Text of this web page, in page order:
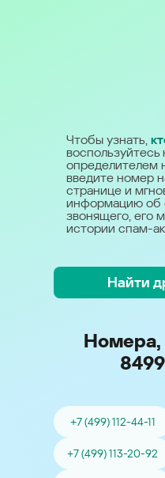
Чтобы узнать,
определителем
введите номер
странице и
информацию об
звонящего, его
истории спам-
Найти
Номера,
+7 (499) 112-44-11
+7 (499) 113-20-92